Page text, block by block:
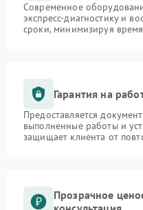
Современное
экспресс-диагностику и
сроки, минимизируя
Гарантия на
Предоставляется
выполненные работы и
защищает клиента от
Прозрачное